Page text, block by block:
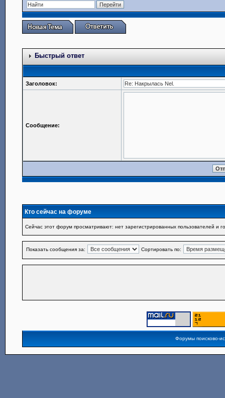
Быстрый ответ
Заголовок:
Сообщение:
Кто сейчас на форуме
Сейчас этот форум просматривают: нет зарегистрированных пользователей и
Показать сообщения за: Сортировать по:
Форумы поисково-